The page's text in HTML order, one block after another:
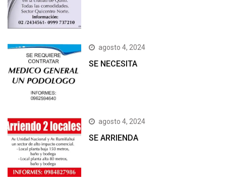
agosto 4, 2024
SE NECESITA
agosto 4, 2024
SE ARRIENDA